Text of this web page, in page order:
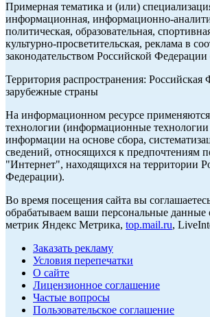
Примерная тематика и (или)
информационная, информационно-
политическая, образовательная,
культурно-просветительская, реклама в
законодательством Российской Федерации
Территория распространения: Российская
зарубежные страны
На информационном ресурсе
технологии (информационные технологии
информации на основе сбора,
сведений, относящихся к предпочтениям
"Интернет", находящихся на территории
Федерации).
Во время посещения сайта вы
обрабатываем ваши персональные данные
метрик Яндекс Метрика, top.mail.ru,
Заказать рекламу
Условия перепечатки
О сайте
Лицензионное соглашение
Частые вопросы
Пользовательское соглашение